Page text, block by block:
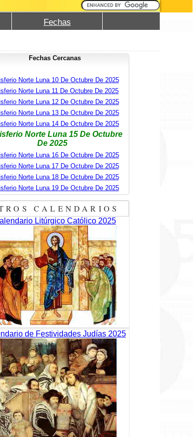
Fechas
Fechas Cercanas
Norte Luna 10 De Octubre De 2025
Norte Luna 11 De Octubre De 2025
Norte Luna 12 De Octubre De 2025
Norte Luna 13 De Octubre De 2025
Norte Luna 14 De Octubre De 2025
Norte Luna 15 De Octubre
De 2025
Norte Luna 16 De Octubre De 2025
Norte Luna 17 De Octubre De 2025
Norte Luna 18 De Octubre De 2025
Norte Luna 19 De Octubre De 2025
CALENDARIOS
Litúrgico Católico 2025
de Festividades Judías 2025